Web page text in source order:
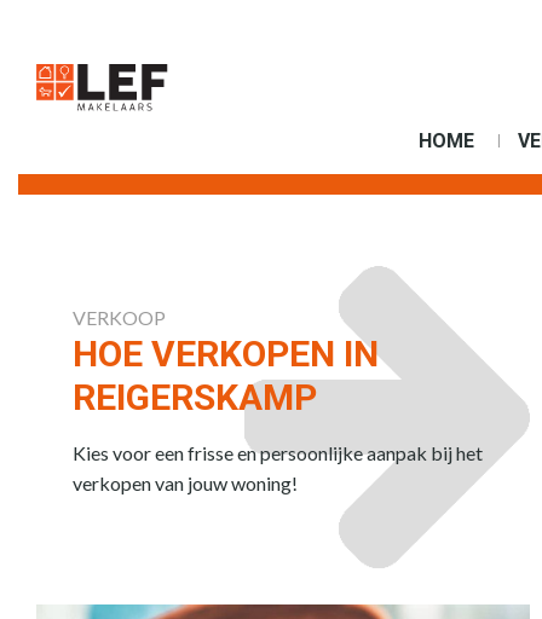
HOME
VERKOOP
HOE VERKOPEN IN
REIGERSKAMP
Kies voor een frisse en persoonlijke aanpak bij het
verkopen van jouw woning!